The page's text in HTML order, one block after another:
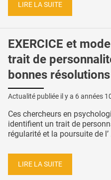
LIRE LA SUITE
EXERCICE et
trait de
bonnes
Actualité publiée il y a 6 années
Ces chercheurs en
identifient un trait de
régularité et la poursuite de l’
LIRE LA SUITE